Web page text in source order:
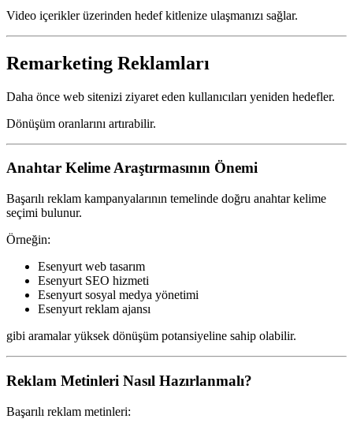
Video içerikler üzerinden hedef kitlenize ulaşmanızı sağlar.
Remarketing Reklamları
Daha önce web sitenizi ziyaret eden kullanıcıları yeniden hedefler.
Dönüşüm oranlarını artırabilir.
Anahtar Kelime Araştırmasının Önemi
Başarılı reklam kampanyalarının temelinde doğru anahtar kelime
seçimi bulunur.
Örneğin:
Esenyurt web tasarım
Esenyurt SEO hizmeti
Esenyurt sosyal medya yönetimi
Esenyurt reklam ajansı
gibi aramalar yüksek dönüşüm potansiyeline sahip olabilir.
Reklam Metinleri Nasıl Hazırlanmalı?
Başarılı reklam metinleri: